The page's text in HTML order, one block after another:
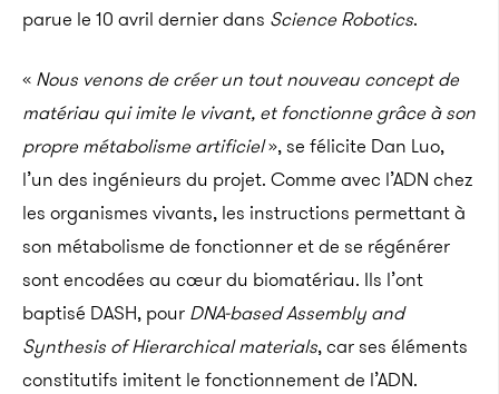
parue le 10 avril dernier dans Science Robotics.
« Nous venons de créer un tout nouveau concept de
matériau qui imite le vivant, et fonctionne grâce à son
propre métabolisme artificiel», se félicite Dan Luo,
l’un des ingénieurs du projet. Comme avec l’ADN chez
les organismes vivants, les instructions permettant à
son métabolisme de fonctionner et de se régénérer
sont encodées au cœur du biomatériau. Ils l’ont
baptisé DASH, pour DNA-based Assembly and
Synthesis of Hierarchical materials, car ses éléments
constitutifs imitent le fonctionnement de l’ADN.